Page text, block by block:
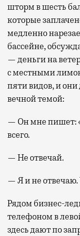
шторм в шесть
которые
медленно
бассейне,
— деньги на
с местными
пяти видов, и
вечной темой:
— Он мне пишет:
всего.
— Не отвечай.
— Я и не
Рядом бизнес-
телефоном в
здесь дают по